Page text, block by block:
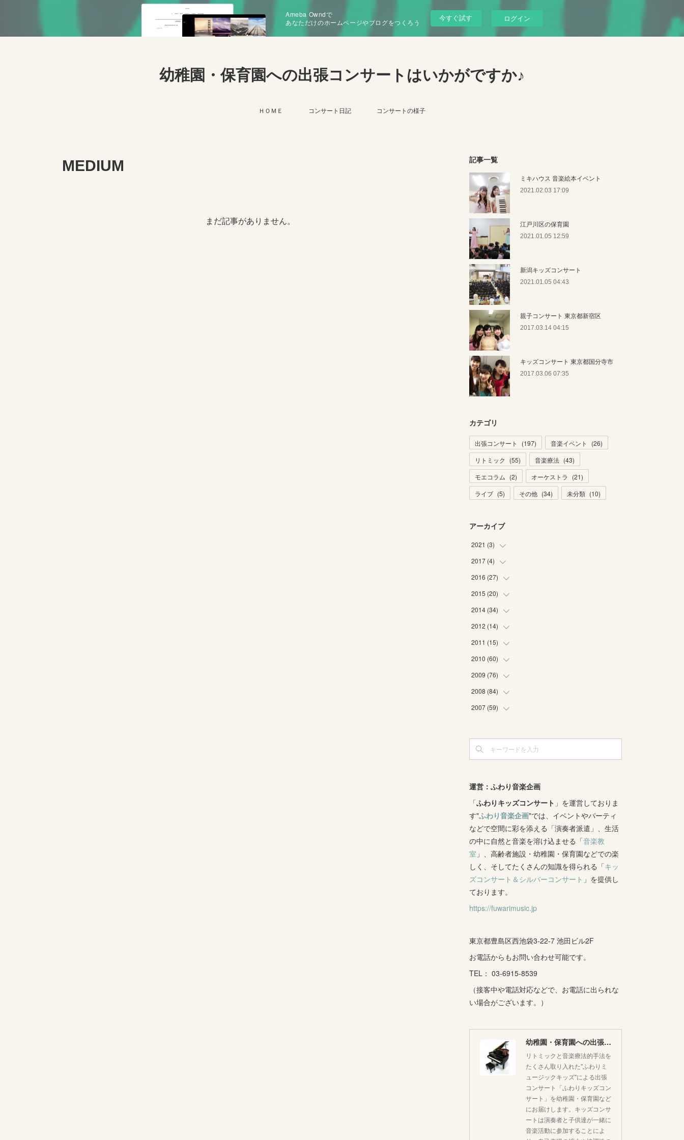
Ameba Owndで
あなただけのホームページやブログをつくろう
今すぐ試す ログイン
幼稚園・保育園への出張コンサートはいかがですか♪
ＨＯＭＥ コンサート日記 コンサートの様子
MEDIUM
まだ記事がありません。
記事一覧
ミキハウス 音楽絵本イベント
2021.02.03 17:09
江戸川区の保育園
2021.01.05 12:59
新潟キッズコンサート
2021.01.05 04:43
親子コンサート 東京都新宿区
2017.03.14 04:15
キッズコンサート 東京都国分寺市
2017.03.06 07:35
カテゴリ
出張コンサート (197) 音楽イベント (26)
リトミック
(55) 音楽療法 (43)
モエコラム (2) オーケストラ (21)
ライブ (5) その他 (34) 未分類 (10)
アーカイブ
2021 (3)
(
)
(2
2017 (4)
(2
(2
2016 (27)
(6
(6
(2
(1
(2
(1
(4
(2
2015 (20)
(5
(2
(1
(1
(1
(2
(1
2014 (34)
(4
(6
(2
(1
(3
(3
(6)
( 1)
2012 (14)
(1
(2
(5
(6
2011 (15)
(3
(3
(1
(3
(2)
2010 (60)
(2
(2
(1
(8)
(
( 9)
(1 )
(6)
(5)
2009 (76)
(2
(9
(4)
(
(8)
(8 )
(3)
(7)
( )
(10
2008 (84)
(16
)
(12)
(
(5)
(8)
(6)
(4)
(5)
(2 )
(3)
2007 (59)
(3)
(
(4)
(5)
(7)
(9)
(14)
(3 )
運営：ふわり音楽企画
「ふわりキッズコンサート 」を運営しておりま
す"ふわり音楽企画"では、イベントやパーティ
などで空間に彩を添える「演奏者派遣」、生活
の中に自然と音楽を溶け込ませる「音楽教
室 」、高齢者施設・幼稚園・保育園などでの楽
しく、そしてたくさんの知識を得られる「キッ
ズコンサート＆シルバーコンサート 」を提供し
ております。
https://fuwarimusic.jp
東京都豊島区西池袋3-22-7 池田ビル2F
お電話からもお問い合わせ可能です。
TEL： 03-6915-8539
（接客中や電話対応などで、お電話に出られな
い場合がございます。）
幼稚園・保育園への出張コンサートはいかがですか♪
リトミックと音楽療法的手法を
たくさん取り入れた"ふわりミ
ュージックキッズ"による出張
コンサート「ふわりキッズコン
サート」を幼稚園・保育園など
にお届けします。キッズコンサ
ートは演奏者と子供達が一緒に
音楽活動に参加することによ